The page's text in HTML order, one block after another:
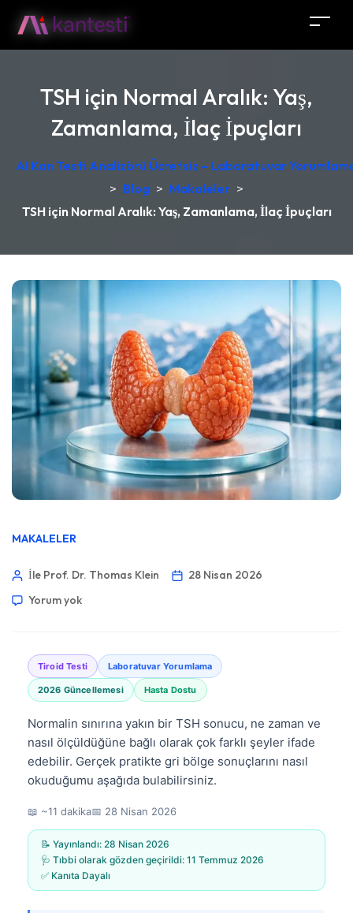
TSH için Normal Aralık: Yaş,
Zamanlama, İlaç İpuçları
AI Kan Testi Analizörü Ücretsiz – Laboratuvar
> Blog > Makaleler >
TSH için Normal Aralık: Yaş, Zamanlama, İlaç İpuçları
MAKALELER
İle Prof. Dr. Thomas Klein
28 Nisan 2026
Yorum yok
Tiroid Testi Laboratuvar Yorumlama
2026 Güncellemesi Hasta Dostu
Normalin sınırına yakın bir TSH sonucu, ne zaman ve
nasıl ölçüldüğüne bağlı olarak çok farklı şeyler ifade
edebilir. Gerçek pratikte gri bölge sonuçlarını nasıl
okuduğumu aşağıda bulabilirsiniz.
📖 ~11 dakika📅 28 Nisan 2026
📝 Yayınlandı: 28 Nisan 2026
🩺 Tıbbi olarak gözden geçirildi: 11 Temmuz 2026
✅ Kanıta Dayalı